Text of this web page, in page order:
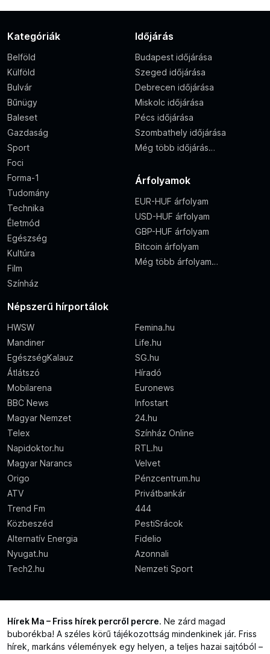
Kategóriák
Belföld
Külföld
Bulvár
Bűnügy
Baleset
Gazdaság
Sport
Foci
Forma-1
Tudomány
Technika
Életmód
Egészség
Kultúra
Film
Színház
Időjárás
Budapest időjárása
Szeged időjárása
Debrecen időjárása
Miskolc időjárása
Pécs időjárása
Szombathely időjárása
Még több időjárás…
Árfolyamok
EUR-HUF árfolyam
USD-HUF árfolyam
GBP-HUF árfolyam
Bitcoin árfolyam
Még több árfolyam…
Népszerű hírportálok
HWSW
Femina.hu
Mandiner
Life.hu
EgészségKalauz
SG.hu
Átlátszó
Híradó
Mobilarena
Euronews
BBC News
Infostart
Magyar Nemzet
24.hu
Telex
Színház Online
Napidoktor.hu
RTL.hu
Magyar Narancs
Velvet
Origo
Pénzcentrum.hu
ATV
Privátbankár
Trend Fm
444
Közbeszéd
PestiSrácok
Alternatív Energia
Fidelio
Nyugat.hu
Azonnali
Tech2.hu
Nemzeti Sport
Hírek Ma – Friss hírek percről percre. Ne zárd magad
buborékba! A széles körű tájékozottság mindenkinek jár. Friss
hírek, markáns vélemények egy helyen, a teljes hazai sajtóból –